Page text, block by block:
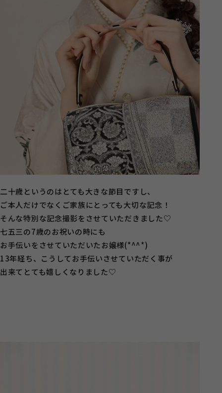
二十歳というのはとても大きな節目ですし、
ご本人だけでなくご家族にとっても大切な記念！
そんな特別な記念撮影をさせていただきました♡
七五三の7歳のお祝いの時にも
お手伝いをさせていただいたお嬢様(*^^*)
13年経ち、こうしてお手伝いさせていただく事が
出来てとても嬉しくなりました♡